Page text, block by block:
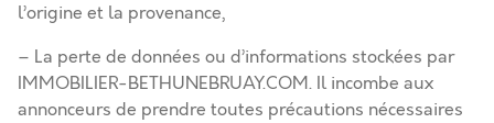
l’origine et la provenance,
– La perte de données ou d’informations stockées par
IMMOBILIER-BETHUNEBRUAY.COM. Il incombe aux
annonceurs de prendre toutes précautions nécessaires